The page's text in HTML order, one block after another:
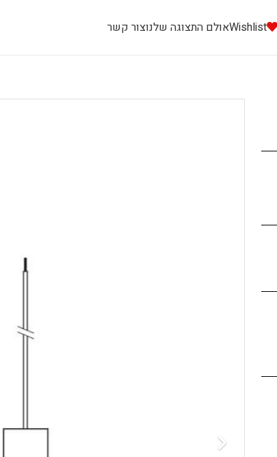
Wishlistאולם התצוגה שלנוצור קשר